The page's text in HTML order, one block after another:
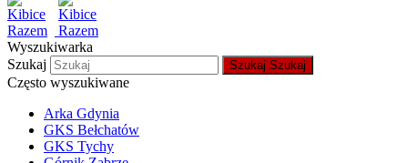
Wyszukiwarka
Szukaj
Szukaj Szukaj
Często wyszukiwane
Arka Gdynia
GKS Bełchatów
GKS Tychy